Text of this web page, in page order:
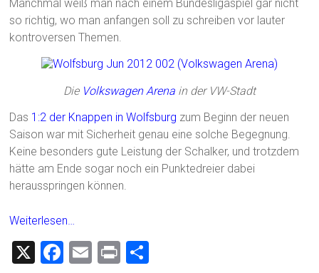
Manchmal weiß man nach einem Bundesligaspiel gar nicht
so richtig, wo man anfangen soll zu schreiben vor lauter
kontroversen Themen.
Die Volkswagen Arenain der VW-Stadt
Das 1:2 der Knappen in Wolfsburg zum Beginn der neuen
Saison war mit Sicherheit genau eine solche Begegnung.
Keine besonders gute Leistung der Schalker, und trotzdem
hätte am Ende sogar noch ein Punktedreier dabei
herausspringen können.
Weiterlesen…
X
F
E
Pr